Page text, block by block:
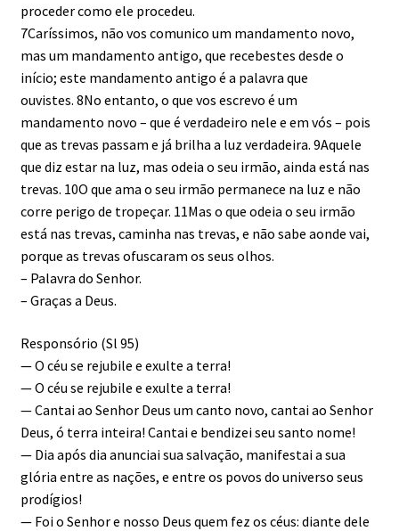
proceder como ele procedeu.
7Caríssimos, não vos comunico um mandamento novo,
mas um mandamento antigo, que recebestes desde o
início; este mandamento antigo é a palavra que
ouvistes. 8No entanto, o que vos escrevo é um
mandamento novo – que é verdadeiro nele e em vós – pois
que as trevas passam e já brilha a luz verdadeira. 9Aquele
que diz estar na luz, mas odeia o seu irmão, ainda está nas
trevas. 10O que ama o seu irmão permanece na luz e não
corre perigo de tropeçar. 11Mas o que odeia o seu irmão
está nas trevas, caminha nas trevas, e não sabe aonde vai,
porque as trevas ofuscaram os seus olhos.
– Palavra do Senhor.
– Graças a Deus.
Responsório (Sl 95)
— O céu se rejubile e exulte a terra!
— O céu se rejubile e exulte a terra!
— Cantai ao Senhor Deus um canto novo, cantai ao Senhor
Deus, ó terra inteira! Cantai e bendizei seu santo nome!
— Dia após dia anunciai sua salvação, manifestai a sua
glória entre as nações, e entre os povos do universo seus
prodígios!
— Foi o Senhor e nosso Deus quem fez os céus: diante dele